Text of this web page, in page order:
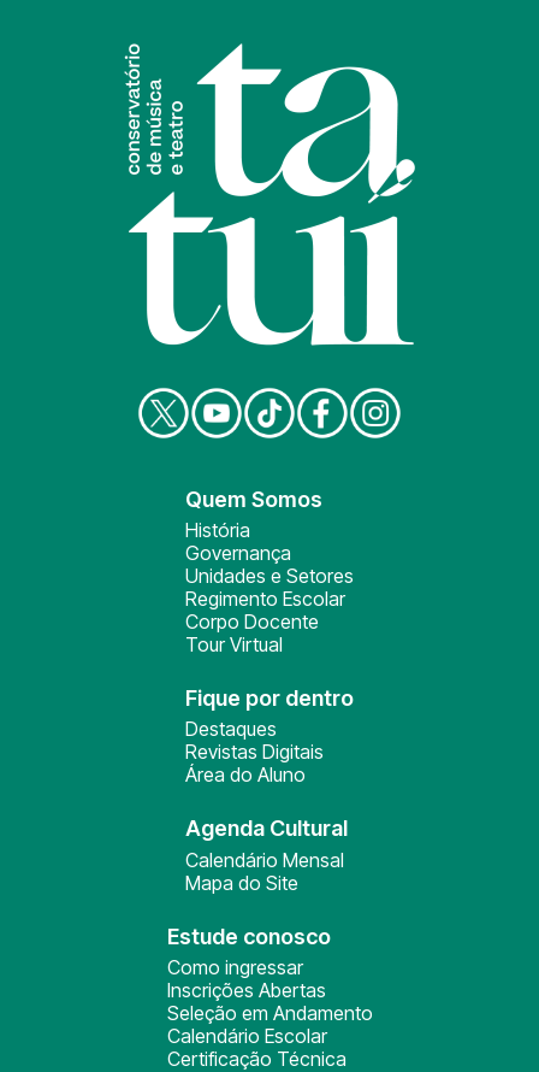
Quem Somos
História
Governança
Unidades e Setores
Regimento Escolar
Corpo Docente
Tour Virtual
Fique por dentro
Destaques
Revistas Digitais
Área do Aluno
Agenda Cultural
Calendário Mensal
Mapa do Site
Estude conosco
Como ingressar
Inscrições Abertas
Seleção em Andamento
Calendário Escolar
Certificação Técnica